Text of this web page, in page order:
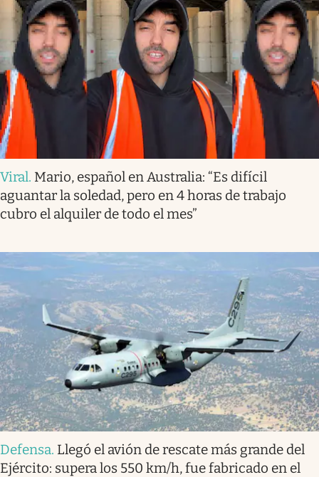
Viral. Mario, español en Australia: “Es difícil
aguantar la soledad, pero en 4 horas de trabajo
cubro el alquiler de todo el mes”
Defensa. Llegó el avión de rescate más grande del
Ejército: supera los 550 km/h, fue fabricado en el